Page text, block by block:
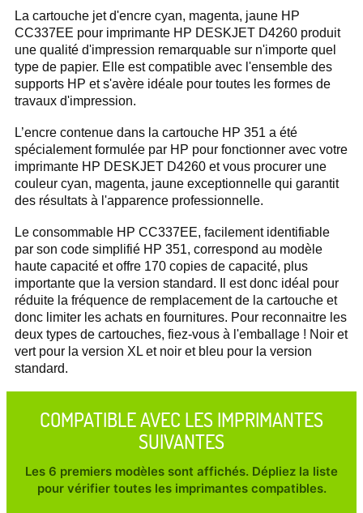
La cartouche jet d'encre cyan, magenta, jaune HP
CC337EE pour imprimante HP DESKJET D4260 produit
une qualité d'impression remarquable sur n'importe quel
type de papier. Elle est compatible avec l'ensemble des
supports HP et s'avère idéale pour toutes les formes de
travaux d'impression.
L’encre contenue dans la cartouche HP 351 a été
spécialement formulée par HP pour fonctionner avec votre
imprimante HP DESKJET D4260 et vous procurer une
couleur cyan, magenta, jaune exceptionnelle qui garantit
des résultats à l'apparence professionnelle.
Le consommable HP CC337EE, facilement identifiable
par son code simplifié HP 351, correspond au modèle
haute capacité et offre 170 copies de capacité, plus
importante que la version standard. Il est donc idéal pour
réduite la fréquence de remplacement de la cartouche et
donc limiter les achats en fournitures. Pour reconnaitre les
deux types de cartouches, fiez-vous à l'emballage ! Noir et
vert pour la version XL et noir et bleu pour la version
standard.
COMPATIBLE AVEC LES IMPRIMANTES
SUIVANTES
Les 6 premiers modèles sont affichés. Dépliez la liste
pour vérifier toutes les imprimantes compatibles.